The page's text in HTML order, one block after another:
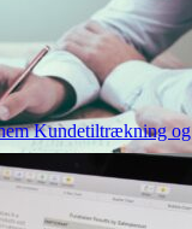
Kundetiltrækning og